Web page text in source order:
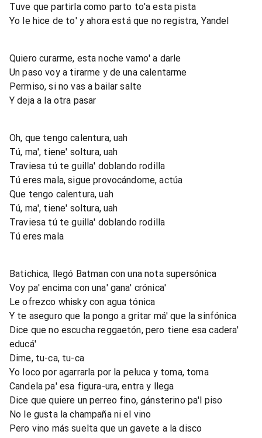
Tuve que partirla como parto to'a esta pista
Yo le hice de to' y ahora está que no registra, Yandel
Quiero curarme, esta noche vamo' a darle
Un paso voy a tirarme y de una calentarme
Permiso, si no vas a bailar salte
Y deja a la otra pasar
Oh, que tengo calentura, uah
Tú, ma', tiene' soltura, uah
Traviesa tú te guilla' doblando rodilla
Tú eres mala, sigue provocándome, actúa
Que tengo calentura, uah
Tú, ma', tiene' soltura, uah
Traviesa tú te guilla' doblando rodilla
Tú eres mala
Batichica, llegó Batman con una nota supersónica
Voy pa' encima con una' gana' crónica'
Le ofrezco whisky con agua tónica
Y te aseguro que la pongo a gritar má' que la sinfónica
Dice que no escucha reggaetón, pero tiene esa cadera'
educá'
Dime, tu-ca, tu-ca
Yo loco por agarrarla por la peluca y toma, toma
Candela pa' esa figura-ura, entra y llega
Dice que quiere un perreo fino, gánsterino pa'l piso
No le gusta la champaña ni el vino
Pero vino más suelta que un gavete a la disco